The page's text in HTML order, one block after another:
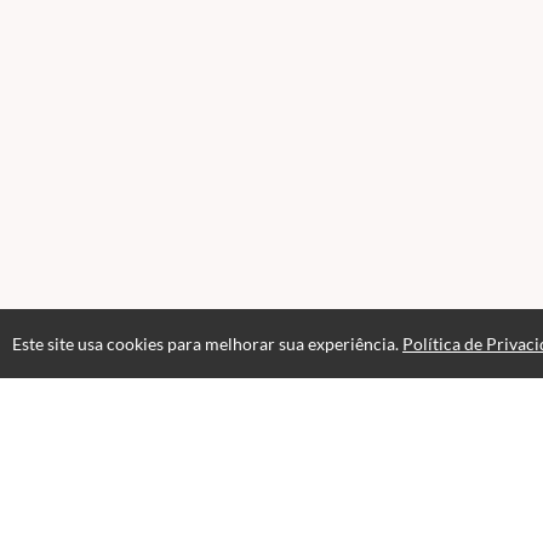
Este site usa cookies para melhorar sua experiência. Política de